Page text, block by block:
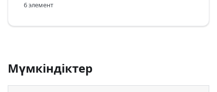
6 элемент
Мүмкіндіктер